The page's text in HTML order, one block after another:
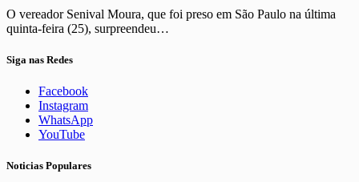
O vereador Senival Moura, que foi preso em São Paulo na última
quinta-feira (25), surpreendeu…
Siga nas Redes
Facebook
Instagram
WhatsApp
YouTube
Noticias Populares